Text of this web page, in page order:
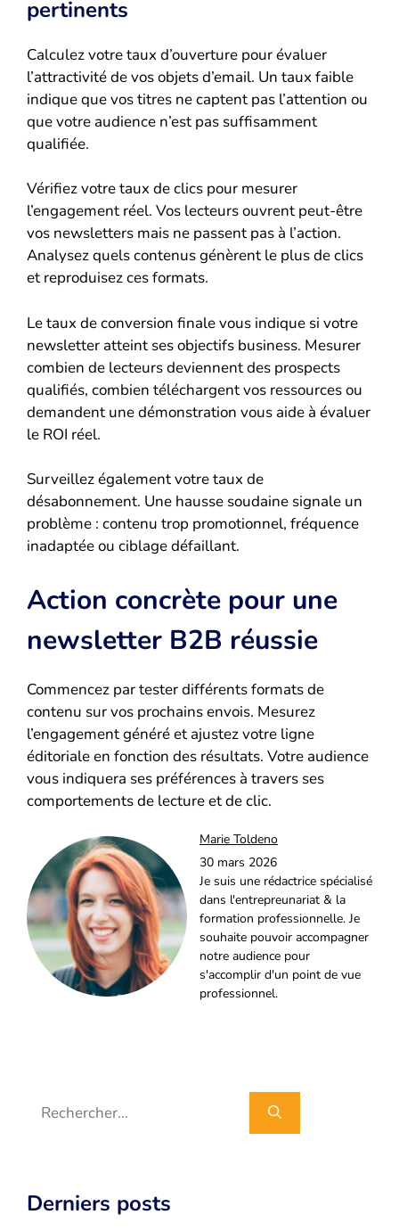
pertinents
Calculez votre taux d’ouverture pour évaluer
l’attractivité de vos objets d’email. Un taux faible
indique que vos titres ne captent pas l’attention ou
que votre audience n’est pas suffisamment
qualifiée.
Vérifiez votre taux de clics pour mesurer
l’engagement réel. Vos lecteurs ouvrent peut-être
vos newsletters mais ne passent pas à l’action.
Analysez quels contenus génèrent le plus de clics
et reproduisez ces formats.
Le taux de conversion finale vous indique si votre
newsletter atteint ses objectifs business. Mesurer
combien de lecteurs deviennent des prospects
qualifiés, combien téléchargent vos ressources ou
demandent une démonstration vous aide à évaluer
le ROI réel.
Surveillez également votre taux de
désabonnement. Une hausse soudaine signale un
problème : contenu trop promotionnel, fréquence
inadaptée ou ciblage défaillant.
Action concrète pour une
newsletter B2B réussie
Commencez par tester différents formats de
contenu sur vos prochains envois. Mesurez
l’engagement généré et ajustez votre ligne
éditoriale en fonction des résultats. Votre audience
vous indiquera ses préférences à travers ses
comportements de lecture et de clic.
Marie Toldeno
30 mars 2026
Je suis une rédactrice spécialisé
dans l'entrepreunariat & la
formation professionnelle. Je
souhaite pouvoir accompagner
notre audience pour
s'accomplir d'un point de vue
professionnel.
Derniers posts